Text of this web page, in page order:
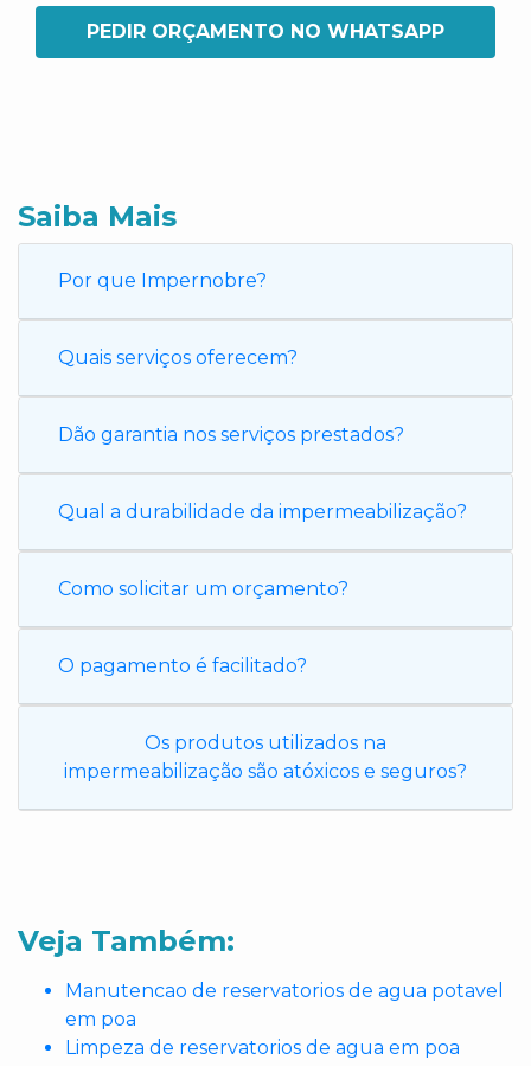
PEDIR ORÇAMENTO NO WHATSAPP
Saiba Mais
Por que Impernobre?
Quais serviços oferecem?
Dão garantia nos serviços prestados?
Qual a durabilidade da impermeabilização?
Como solicitar um orçamento?
O pagamento é facilitado?
Os produtos utilizados na
impermeabilização são atóxicos e seguros?
Veja Também:
Manutencao de reservatorios de agua potavel
em poa
Limpeza de reservatorios de agua em poa